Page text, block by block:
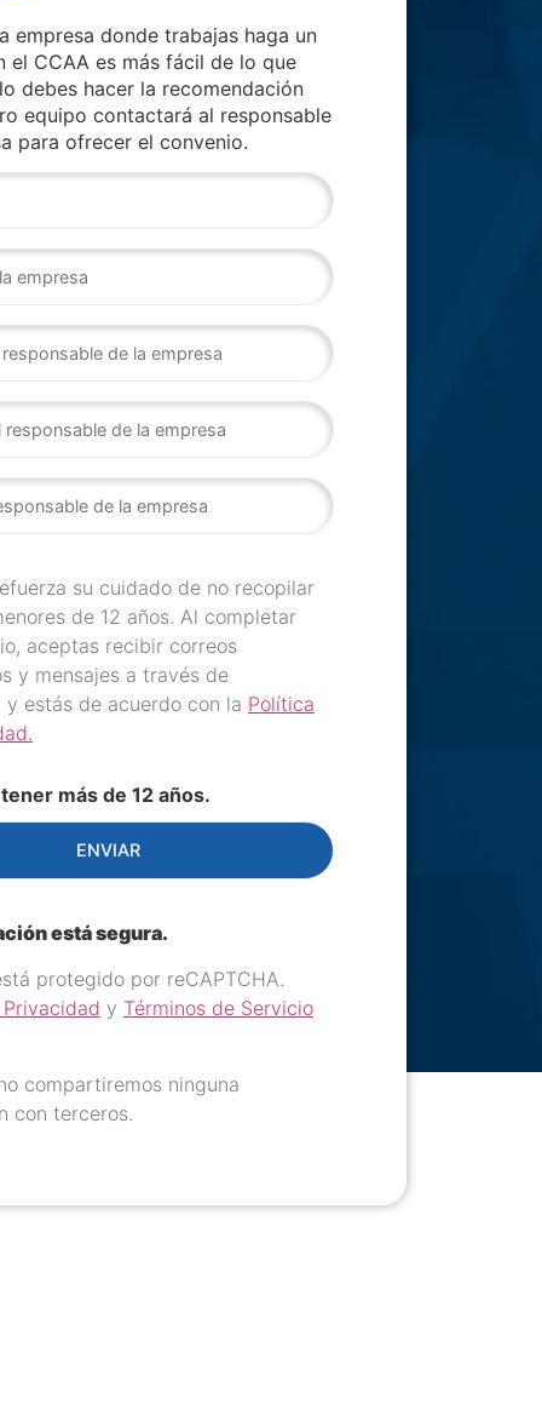
empresa donde trabajas haga un
el CCAA es más fácil de lo que
debes hacer la recomendación
equipo contactará al responsable
para ofrecer el convenio.
su cuidado de no recopilar
de 12 años. Al completar
aceptas recibir correos
y mensajes a través de
y estás de acuerdo con la Política
más de 12 años.
ENVIAR
está segura.
protegido por reCAPTCHA.
y Términos de Servicio
compartiremos ninguna
con terceros.